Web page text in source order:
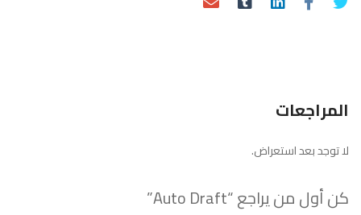
المراجعات
لا توجد بعد استعراض.
كن أول من يراجع “Auto Draft”